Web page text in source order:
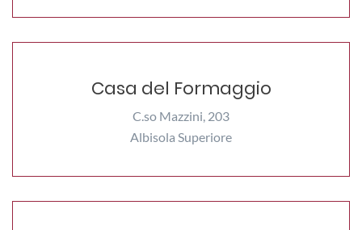
Casa del Formaggio
C.so Mazzini, 203
Albisola Superiore